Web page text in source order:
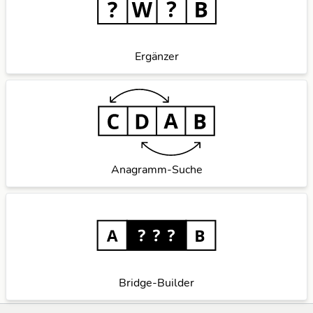
Ergänzer
Anagramm-Suche
Bridge-Builder